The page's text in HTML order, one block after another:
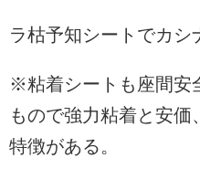
ラ枯予知シートでカシ
※粘着シートも座間安
もので強力粘着と安価
特徴がある。